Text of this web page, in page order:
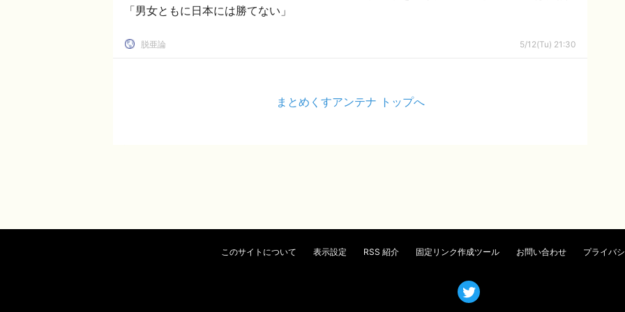
「男女ともに日本には勝てない」
脱亜論 5/12(Tu) 21:30
まとめくすアンテナ トップへ
このサイトについて 表示設定 RSS 紹介 固定リンク作成ツール お問い合わせ プライバ